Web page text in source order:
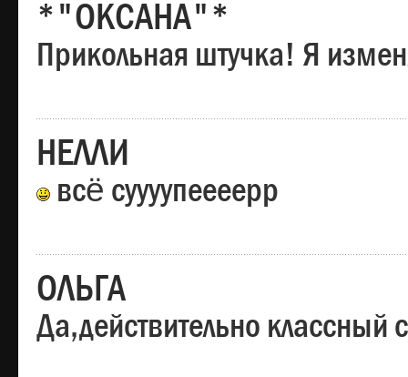
*"ОКСАНА"*
Прикольная штучка! Я
НЕЛЛИ
всё суууупеееерр
ОЛЬГА
Да,действительно классный